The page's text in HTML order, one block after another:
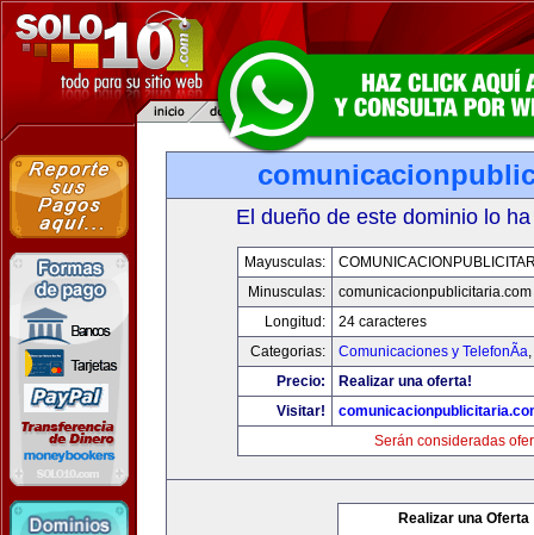
El dueño de este dominio lo
Mayusculas:
Minusculas:
comunicacionpublicitaria.com
Longitud:
24 caracteres
Categorias:
Comunicaciones y TelefonÃ­a,
Precio:
Realizar una oferta!
Visitar!
Serán consideradas
Realizar una Oferta